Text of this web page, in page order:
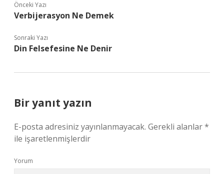
Önceki Yazı
Verbijerasyon Ne Demek
Sonraki Yazı
Din Felsefesine Ne Denir
Bir yanıt yazın
E-posta adresiniz yayınlanmayacak. Gerekli alanlar*
ile işaretlenmişlerdir
Yorum